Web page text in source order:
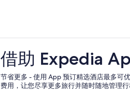
借助 Expedia
节省更多 - 使用 App 预订精选酒店最多可
费用，让您尽享更多旅行并随时随地管理行